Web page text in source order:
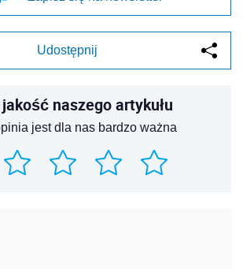
Udostępnij
naszego artykułu
jest dla nas bardzo ważna